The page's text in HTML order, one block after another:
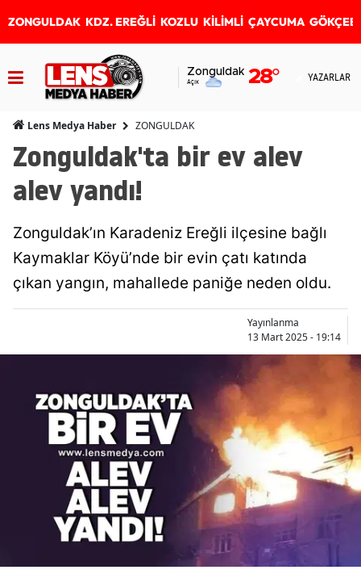
ZONGULDAK KDZ. EREĞLİ KOZLU KİLİMLİ ÇAYCUMA
Zonguldak
Açık 28° YAZARLAR
Lens Medya Haber ZONGULDAK
Zonguldak'ta bir ev alev
alev yandı!
Zonguldak’ın Karadeniz Ereğli ilçesine bağlı
Kaymaklar Köyü’nde bir evin çatı katında
çıkan yangın, mahallede paniğe neden oldu.
Yayınlanma
13 Mart 2025 - 19:14